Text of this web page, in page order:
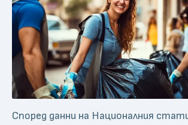
Според данни на Националния